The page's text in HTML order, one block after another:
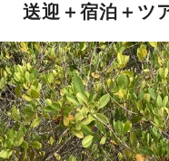
送迎＋宿泊＋ツ